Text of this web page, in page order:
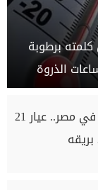
برطوبة
الذروة
أسعار الذهب اليوم الأربعاء في مصر.. عيار 21